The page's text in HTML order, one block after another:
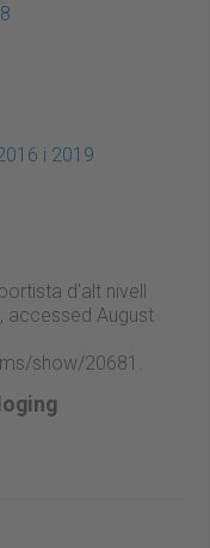
i 2019
d'alt nivell
, accessed August
show/20681